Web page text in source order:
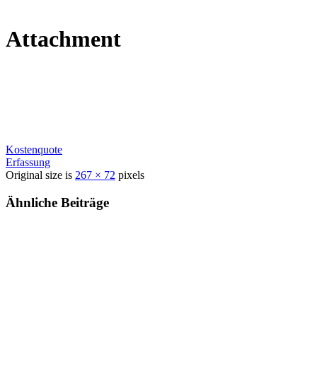
Attachment
Kostenquote
Erfassung
Original size is 267 × 72 pixels
Ähnliche Beiträge